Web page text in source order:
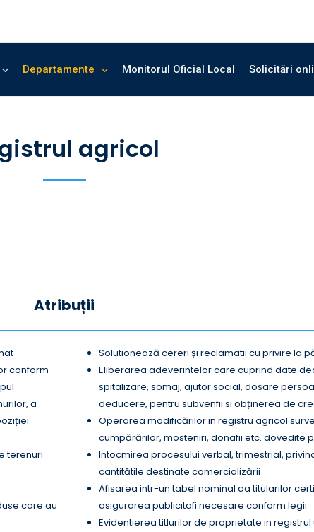
Departamente Monitorul Oficial Local Solicitări
agricol
Atribuții
conform
a
terenuri
care au
Solutionează cereri și reclamatii cu privire la
Eliberarea adeverintelor care cuprind date
spitalizare, somaj, ajutor social, dosare
deducere, pentru subvenfii si obținerea de
Operarea modificărilor in registru agricol
cumpărărilor, mosteniri, donafii etc. dovedite
Intocmirea procesului verbal, trimestrial,
cantitătile destinate comercializării
Afisarea intr-un tabel nominal aa titularilor
asigurarea publıcıtafi necesare conform legii
Evidentierea titlurilor de proprietate in